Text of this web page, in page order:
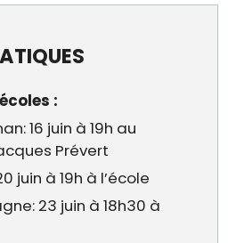
:
16 juin à 19h au
Prévert
juin à 19h à l’école
23 juin à 18h30 à